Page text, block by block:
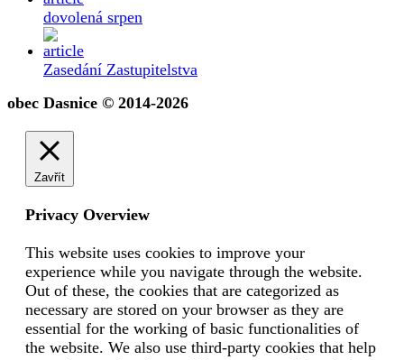
dovolená srpen
Zasedání Zastupitelstva
obec Dasnice © 2014-2026
Zavřít
Privacy Overview
This website uses cookies to improve your
experience while you navigate through the website.
Out of these, the cookies that are categorized as
necessary are stored on your browser as they are
essential for the working of basic functionalities of
the website. We also use third-party cookies that help